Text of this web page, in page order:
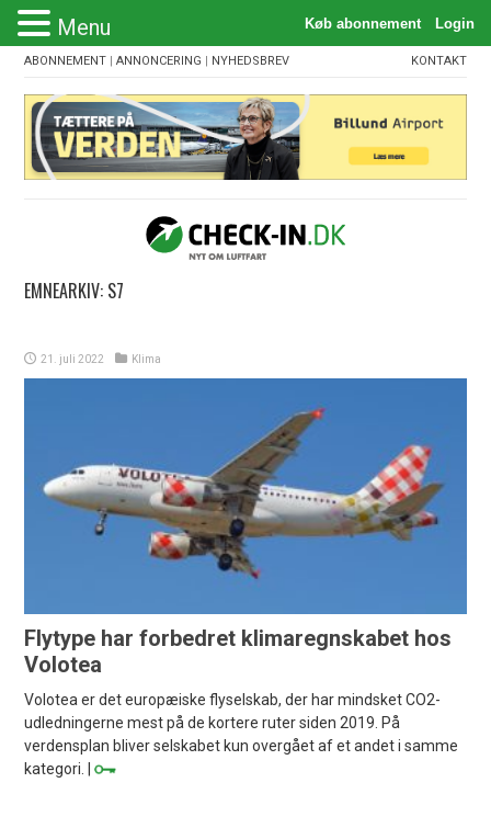
ABONNEMENT |ANNONCERING | NYHEDSBREV KONTAKT
EMNEARKIV: S7
21. juli 2022 Klima
Flytype har forbedret klimaregnskabet hos
Volotea
Volotea er det europæiske flyselskab, der har mindsket CO2-
udledningerne mest på de kortere ruter siden 2019. På
verdensplan bliver selskabet kun overgået af et andet i samme
kategori. |
Menu